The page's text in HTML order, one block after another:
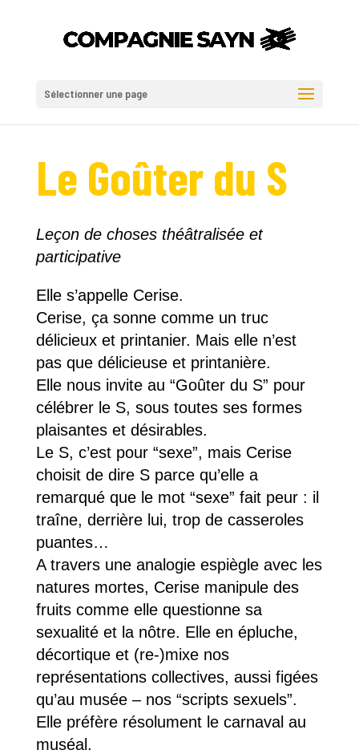
Sélectionner une page
Le Goûter du S
Leçon de choses théâtralisée et
participative
Elle s’appelle Cerise.
Cerise, ça sonne comme un truc
délicieux et printanier. Mais elle n’est
pas que délicieuse et printanière.
Elle nous invite au “Goûter du S” pour
célébrer le S, sous toutes ses formes
plaisantes et désirables.
Le S, c’est pour “sexe”, mais Cerise
choisit de dire S parce qu’elle a
remarqué que le mot “sexe” fait peur : il
traîne, derrière lui, trop de casseroles
puantes…
A travers une analogie espiègle avec les
natures mortes, Cerise manipule des
fruits comme elle questionne sa
sexualité et la nôtre. Elle en épluche,
décortique et (re-)mixe nos
représentations collectives, aussi figées
qu’au musée – nos “scripts sexuels”.
Elle préfère résolument le carnaval au
muséal.